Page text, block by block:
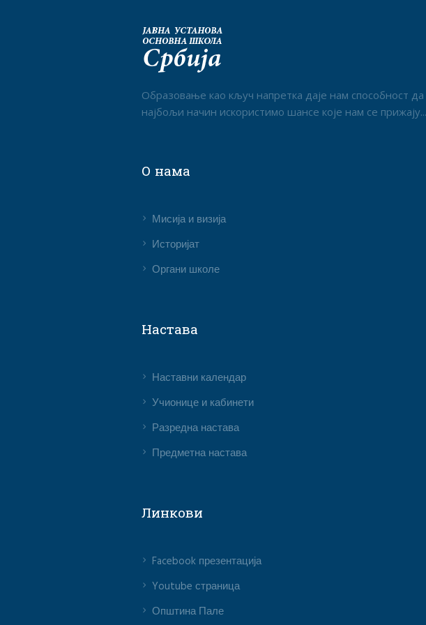
Образовање као кључ напретка даје нам способност
најбољи начин искористимо шансе које нам се прижају...
О нама
Мисија и визија
Историјат
Органи школе
Настава
Наставни календар
Учионице и кабинети
Разредна настава
Предметна настава
Линкови
Facebook презентација
Youtube страница
Општина Пале